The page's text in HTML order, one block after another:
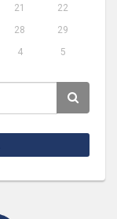
21
22
28
29
4 5